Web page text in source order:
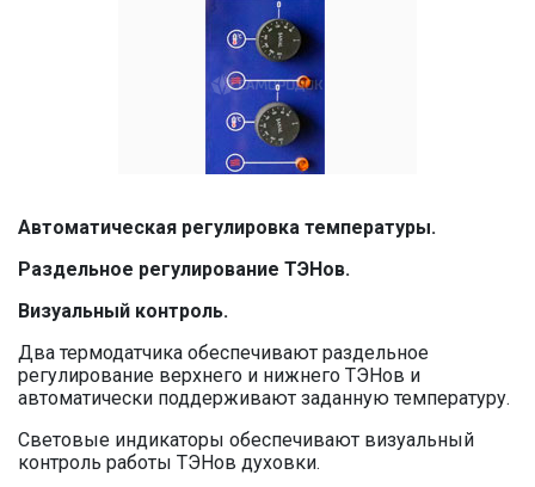
Автоматическая регулировка температуры.
Раздельное регулирование ТЭНов.
Визуальный контроль.
Два термодатчика обеспечивают раздельное
регулирование верхнего и нижнего ТЭНов и
автоматически поддерживают заданную температуру.
Световые индикаторы обеспечивают визуальный
контроль работы ТЭНов духовки.